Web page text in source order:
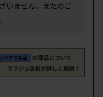
いません。またのご